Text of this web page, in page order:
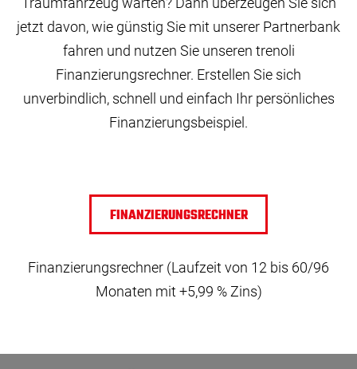
jetzt davon, wie günstig Sie mit unserer Partnerbank
fahren und nutzen Sie unseren trenoli
Finanzierungsrechner. Erstellen Sie sich
unverbindlich, schnell und einfach Ihr persönliches
Finanzierungsbeispiel.
FINANZIERUNGSRECHNER
Finanzierungsrechner (Laufzeit von 12 bis 60/96
Monaten mit +5,99 % Zins)